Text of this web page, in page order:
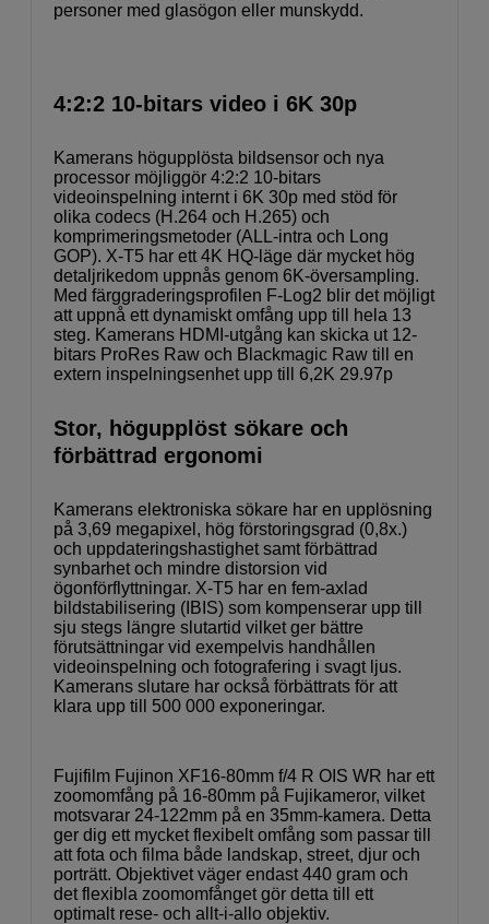
personer med glasögon eller munskydd.
4:2:2 10-bitars video i 6K 30p
Kamerans högupplösta bildsensor och nya
processor möjliggör 4:2:2 10-bitars
videoinspelning internt i 6K 30p med stöd för
olika codecs (H.264 och H.265) och
komprimeringsmetoder (ALL-intra och Long
GOP). X-T5 har ett 4K HQ-läge där mycket hög
detaljrikedom uppnås genom 6K-översampling.
Med färggraderingsprofilen F-Log2 blir det möjligt
att uppnå ett dynamiskt omfång upp till hela 13
steg. Kamerans HDMI-utgång kan skicka ut 12-
bitars ProRes Raw och Blackmagic Raw till en
extern inspelningsenhet upp till 6,2K 29.97p
Stor, högupplöst sökare och
förbättrad ergonomi
Kamerans elektroniska sökare har en upplösning
på 3,69 megapixel, hög förstoringsgrad (0,8x.)
och uppdateringshastighet samt förbättrad
synbarhet och mindre distorsion vid
ögonförflyttningar. X-T5 har en fem-axlad
bildstabilisering (IBIS) som kompenserar upp till
sju stegs längre slutartid vilket ger bättre
förutsättningar vid exempelvis handhållen
videoinspelning och fotografering i svagt ljus.
Kamerans slutare har också förbättrats för att
klara upp till 500 000 exponeringar.
Fujifilm Fujinon XF16-80mm f/4 R OIS WR har ett
zoomomfång på 16-80mm på Fujikameror, vilket
motsvarar 24-122mm på en 35mm-kamera. Detta
ger dig ett mycket flexibelt omfång som passar till
att fota och filma både landskap, street, djur och
porträtt. Objektivet väger endast 440 gram och
det flexibla zoomomfånget gör detta till ett
optimalt rese- och allt-i-allo objektiv.